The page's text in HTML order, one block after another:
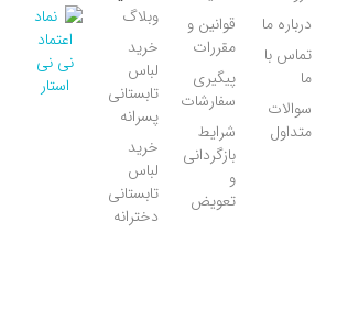
درباره ما
تماس با
ما
سوالات
متداول
قوانین و
مقررات
پیگیری
سفارشات
شرایط
بازگردانی
و
تعویض
وبلاگ
خرید
لباس
تابستانی
پسرانه
خرید
لباس
تابستانی
دخترانه